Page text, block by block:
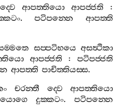
ද‍්වෙ ආපත‍්තියො ආපජ‍්ජති :
.පටිපන‍්නෙ
ආපත‍්ති
සප‍්පටිභයෙ අසත්‍ථිකා
ආපජ‍්ජති : පටිපජ‍්ජති
ආපත‍්ති පාචිත‍්තියස‍්ස.
චරන‍්තී ද‍්වෙ
ආපත‍්තියො
දුක‍්කටං.පටිපන‍්නෙ